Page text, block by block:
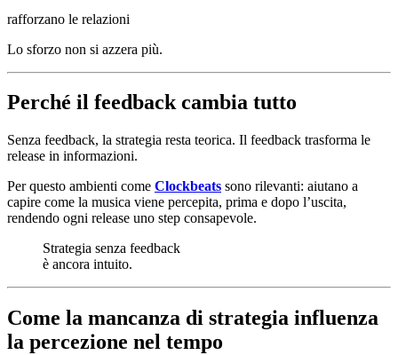
rafforzano le relazioni
Lo sforzo non si azzera più.
Perché il feedback cambia tutto
Senza feedback, la strategia resta teorica. Il feedback trasforma le
release in informazioni.
Per questo ambienti come Clockbeats sono rilevanti: aiutano a
capire come la musica viene percepita, prima e dopo l’uscita,
rendendo ogni release uno step consapevole.
Strategia senza feedback
è ancora intuito.
Come la mancanza di strategia influenza
la percezione nel tempo